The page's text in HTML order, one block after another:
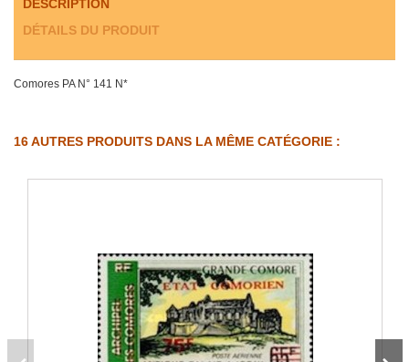
DESCRIPTION
DÉTAILS DU PRODUIT
Comores PA N° 141 N*
16 AUTRES PRODUITS DANS LA MÊME CATÉGORIE :